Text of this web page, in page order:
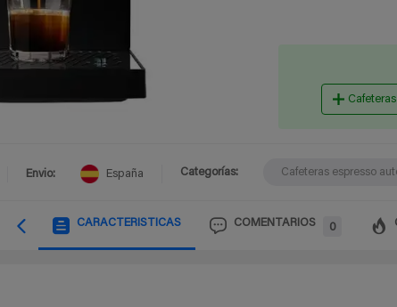
Envio: España Categorías: Cafeteras espresso
CARACTERISTICAS COMENTARIOS 0